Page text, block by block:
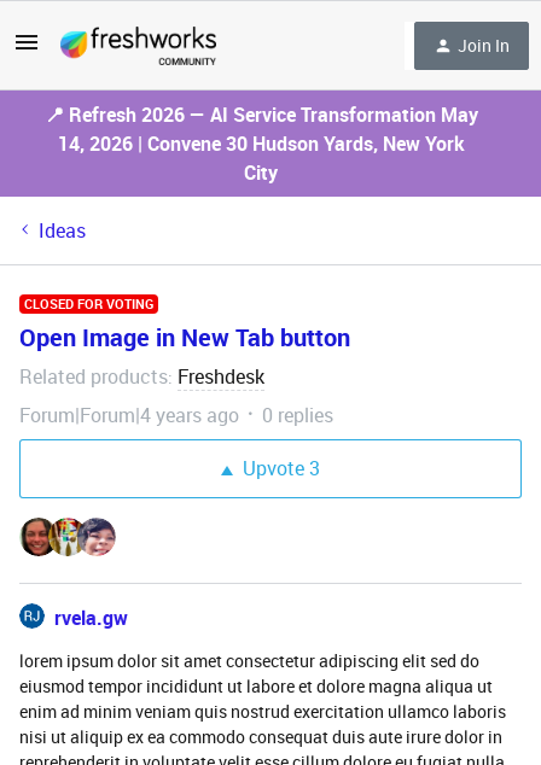
Join In
📍 Refresh 2026 — AI Service Transformation May
14, 2026 | Convene 30 Hudson Yards, New York
City
Ideas
CLOSED FOR VOTING
Open Image in New Tab button
Related products: Freshdesk
Forum|Forum|4 years ago
0 replies
Upvote3
rvela.gw
lorem ipsum dolor sit amet consectetur adipiscing elit sed do
eiusmod tempor incididunt ut labore et dolore magna aliqua ut
enim ad minim veniam quis nostrud exercitation ullamco laboris
nisi ut aliquip ex ea commodo consequat duis aute irure dolor in